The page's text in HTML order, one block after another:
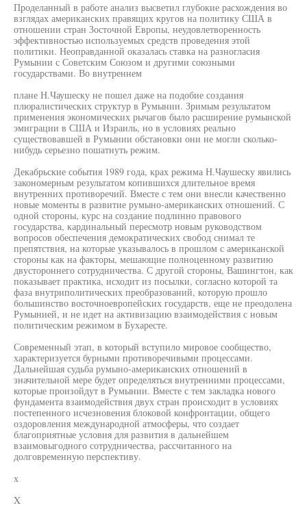
Проделанный в работе анализ высветил глубокие расхождения во
взглядах американских правящих кругов на политику США в
отношении стран Зосточной Европы, неудовлетворенность
эффективностью используемых средств проведения этой
политики. Неоправданной оказалась ставка на разногласия
Румынии с Советским Союзом и другими союзными
государствами. Во внутреннем
плане Н.Чаушеску не пошел даже на подобие создания
плюралистических структур в Румынии. Зримым результатом
применения экономических рычагов было расширение румынской
эмиграции в США и Израиль, но в условиях реально
существовавшей в Румынии обстановки они не могли сколько-
нибудь серьезно пошатнуть режим.
Декабрьские события 1989 года, крах режима Н.Чаушеску явились
закономерным результатом копившихся длительное время
внутренних противоречий. Вместе с тем они внесли качественно
новые моменты в развитие румыно-американских отношений. С
одной стороны, курс на создание подлинно правового
государства, кардинальный пересмотр новым руководством
вопросов обеспечения демократических свобод снимал те
препятствия, на которые указывалось в прошлом с американской
стороны как на факторы, мешающие полноценному развитию
двустороннего сотрудничества. С другой стороны, Вашингтон, как
показывает практика, исходит из посылки, согласно которой та
фаза внутриполитических преобразований, которую прошло
большинство восточноевропейских государств, еще не преодолена
Румынией, и не идет на активизацию взаимодействия с новым
политическим режимом в Бухаресте.
Современный этап, в который вступило мировое сообщество,
характеризуется бурными противоречивыми процессами.
Дальнейшая судьба румыно-американских отношений в
значительной мере будет определяться внутренними процессами,
которые произойдут в Румынии. Вместе с тем закладка нового
фундамента взаимодействия двух стран происходит в условиях
постепенного исчезновения блоковой конфронтации, общего
оздоровления международной атмосферы, что создает
благоприятные условия для развития в дальнейшем
взаимовыгодного сотрудничества, рассчитанного на
долговременную перспективу.
х
X